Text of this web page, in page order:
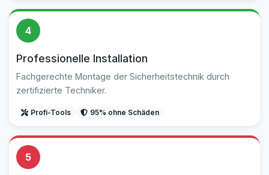
4
Professionelle Installation
Fachgerechte Montage der Sicherheitstechnik durch
zertifizierte Techniker.
Profi-Tools 95% ohne Schäden
5